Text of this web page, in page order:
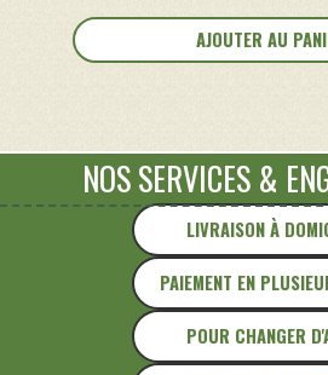
de
Jerrican
AJOUTER AU
LIVRAISON À
PAIEMENT EN
NOS SERVICES &
POUR CHANGER